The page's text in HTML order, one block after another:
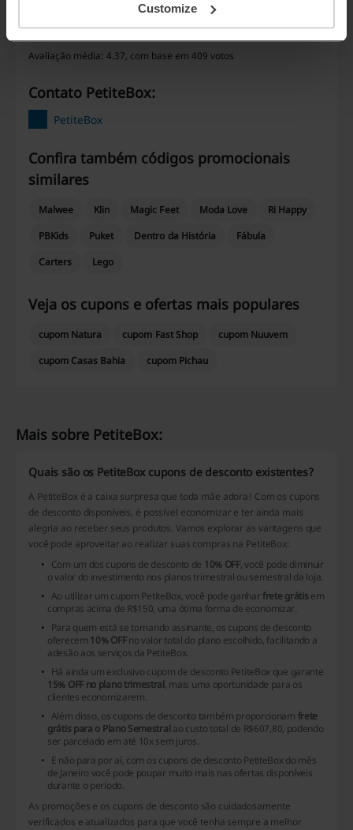
Customize
Avaliação média: 4.37, com base em 409 votos
Contato PetiteBox:
PetiteBox
Confira também códigos promocionais
similares
Malwee Klin Magic Feet Moda Love
Ri Happy
PBKids
Puket Dentro da História
Fábula
Carters
Lego
Veja os cupons e ofertas mais populares
cupom Natura cupom Fast Shop
cupom Nuuvem
cupom Casas Bahia
cupom Pichau
Mais sobre PetiteBox:
Quais são os PetiteBox cupons de desconto existentes?
A PetiteBox é a caixa surpresa que toda mãe adora! Com os cupons
de desconto disponíveis, é possível economizar e ter ainda mais
alegria ao receber seus produtos. Vamos explorar as vantagens que
você pode aproveitar ao realizar suas compras na PetiteBox:
Com um dos cupons de desconto de 10% OFF, você pode diminuir
o valor do investimento nos planos trimestral ou semestral da loja.
Ao utilizar um cupom PetiteBox, você pode ganhar frete grátis em
compras acima de R$150, uma ótima forma de economizar.
Para quem está se tornando assinante, os cupons de desconto
oferecem 10% OFFno valor total do plano escolhido, facilitando a
adesão aos serviços da PetiteBox.
Há ainda um exclusivo cupom de desconto PetiteBox que garante
15% OFF no plano trimestral, mais uma oportunidade para os
clientes economizarem.
Além disso, os cupons de desconto também proporcionam frete
grátis para o Plano Semestral ao custo total de R$607,80, podendo
ser parcelado em até 10x sem juros.
E não para por aí, com os cupons de desconto PetiteBox do mês
de Janeiro você pode poupar muito mais nas ofertas disponíveis
durante o período.
As promoções e os cupons de desconto são cuidadosamente
verificados e atualizados para que você tenha sempre a melhor